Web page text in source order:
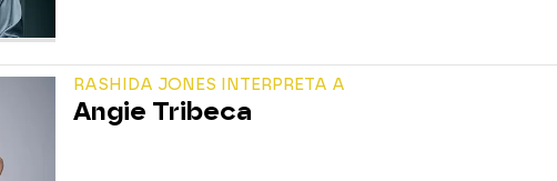
RASHIDA JONES INTERPRETA A
Angie Tribeca